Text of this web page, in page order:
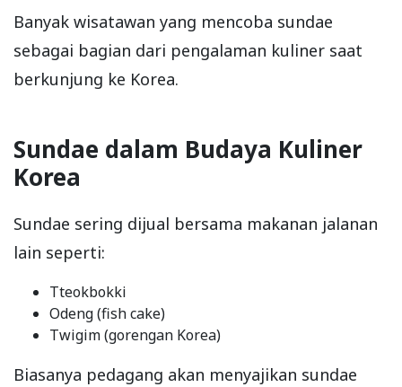
Banyak wisatawan yang mencoba sundae
sebagai bagian dari pengalaman kuliner saat
berkunjung ke Korea.
Sundae dalam Budaya Kuliner
Korea
Sundae sering dijual bersama makanan jalanan
lain seperti:
Tteokbokki
Odeng (fish cake)
Twigim (gorengan Korea)
Biasanya pedagang akan menyajikan sundae